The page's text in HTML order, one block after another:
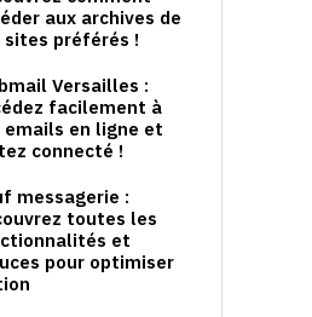
aux archives de
sites préférés !
Versailles :
facilement à
emails en ligne et
connecté !
messagerie :
toutes les
et
pour optimiser